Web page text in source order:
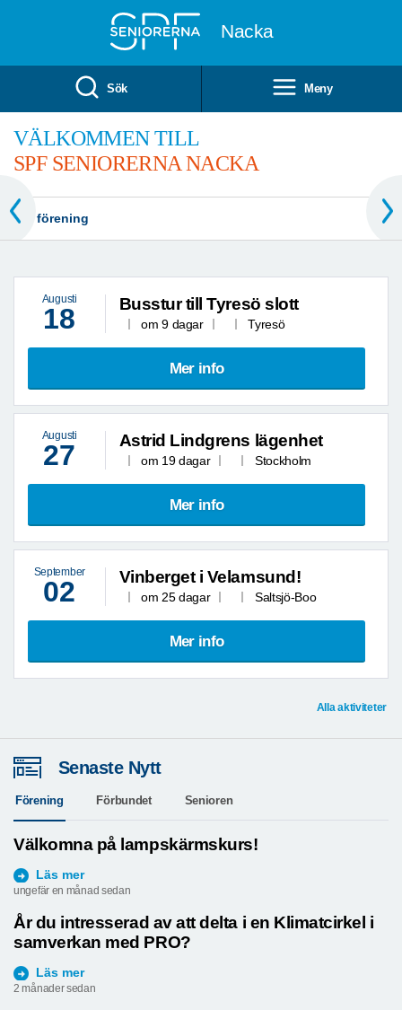
Nacka
Sök Meny
VÄLKOMMEN TILL
SPF SENIORERNA NACKA
Vår förening
Augusti
18 Busstur till Tyresö slott
om 9 dagar Tyresö
Mer info
Augusti
27 Astrid Lindgrens lägenhet
om 19 dagar Stockholm
Mer info
September
02 Vinberget i Velamsund!
om 25 dagar Saltsjö-Boo
Mer info
Alla aktiviteter
Senaste Nytt
Förening Förbundet Senioren
Välkomna på lampskärmskurs!
Läs mer
ungefär en månad sedan
År du intresserad av att delta i en Klimatcirkel i
samverkan med PRO?
Läs mer
2 månader sedan